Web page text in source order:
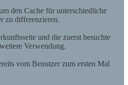
den Cache für unterschiedliche
zu differenzieren.
und die zuerst besuchte
Verwendung.
vom Benutzer zum ersten Mal